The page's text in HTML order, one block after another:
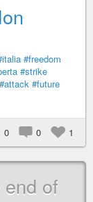
#freedom
#strike
#attack #future
0 0 1
of